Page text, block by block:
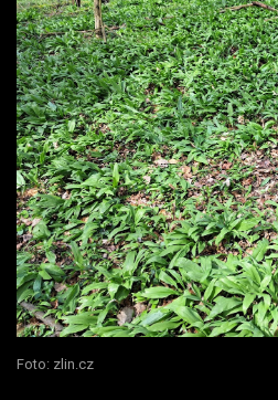
Foto: zlin.cz